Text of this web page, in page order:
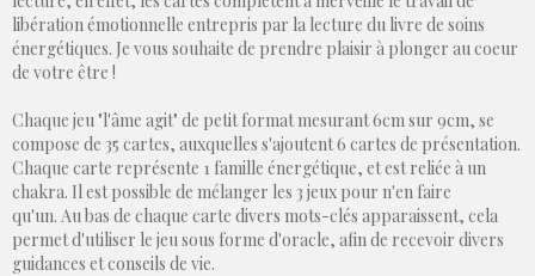
libération émotionnelle entrepris par la lecture du livre de soins
énergétiques. Je vous souhaite de prendre plaisir à plonger au coeur
de votre être !
Chaque jeu "l'âme agit" de petit format mesurant 6cm sur 9cm, se
compose de 35 cartes, auxquelles s'ajoutent 6 cartes de présentation.
Chaque carte représente 1 famille énergétique, et est reliée à un
chakra. Il est possible de mélanger les 3 jeux pour n'en faire
qu'un. Au bas de chaque carte divers mots-clés apparaissent, cela
permet d'utiliser le jeu sous forme d'oracle, afin de recevoir divers
guidances et conseils de vie.